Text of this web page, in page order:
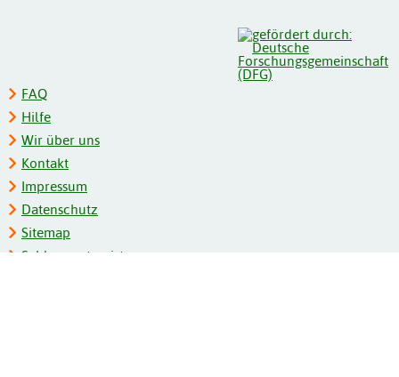
FAQ
Hilfe
Wir über uns
Kontakt
Impressum
Datenschutz
Sitemap
Schlagwortregister